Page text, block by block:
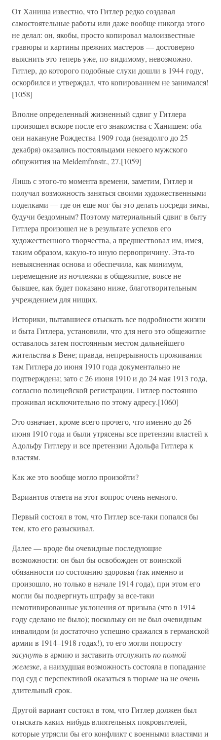
От Ханиша известно, что Гитлер редко создавал
самостоятельные работы или даже вообще никогда этого
не делал: он, якобы, просто копировал малоизвестные
гравюры и картины прежних мастеров — достоверно
выяснить это теперь уже, по-видимому, невозможно.
Гитлер, до которого подобные слухи дошли в 1944 году,
оскорбился и утверждал, что копированием не занимался!
[1058]
Вполне определенный жизненный сдвиг у Гитлера
произошел вскоре после его знакомства с Ханишем: оба
они накануне Рождества 1909 года (незадолго до 25
декабря) оказались постояльцами некоего мужского
общежития на Meldemfnnstr., 27.[1059]
Лишь с этого-то момента времени, заметим, Гитлер и
получал возможность заняться своими художественными
поделками — где он еще мог бы это делать посреди зимы,
будучи бездомным? Поэтому материальный сдвиг в быту
Гитлера произошел не в результате успехов его
художественного творчества, а предшествовал им, имея,
таким образом, какую-то иную первопричину. Эта-то
невыясненная основа и обеспечила, как минимум,
перемещение из ночлежки в общежитие, вовсе не
бывшее, как будет показано ниже, благотворительным
учреждением для нищих.
Историки, пытавшиеся отыскать все подробности жизни
и быта Гитлера, установили, что для него это общежитие
оставалось затем постоянным местом дальнейшего
жительства в Вене; правда, непрерывность проживания
там Гитлера до июня 1910 года документально не
подтверждена; зато с 26 июня 1910 и до 24 мая 1913 года,
согласно полицейской регистрации, Гитлер постоянно
проживал исключительно по этому адресу.[1060]
Это означает, кроме всего прочего, что именно до 26
июня 1910 года и были утрясены все претензии властей к
Адольфу Гитлеру и все претензии Адольфа Гитлера к
властям.
Как же это вообще могло произойти?
Вариантов ответа на этот вопрос очень немного.
Первый состоял в том, что Гитлер все-таки попался бы
тем, кто его разыскивал.
Далее — вроде бы очевидные последующие
возможности: он был бы освобожден от воинской
обязанности по состоянию здоровья (так именно и
произошло, но только в начале 1914 года), при этом его
могли бы подвергнуть штрафу за все-таки
немотивированные уклонения от призыва (что в 1914
году сделано не было); поскольку он не был очевидным
инвалидом (и достаточно успешно сражался в германской
армии в 1914–1918 годах!), то его могли попросту
засунутьв армию и заставить отслужитьпо полной
железке, а наихудшая возможность состояла в попадание
под суд с перспективой оказаться в тюрьме на не очень
длительный срок.
Другой вариант состоял в том, что Гитлер должен был
отыскать каких-нибудь влиятельных покровителей,
которые утрясли бы его конфликт с военными властями и